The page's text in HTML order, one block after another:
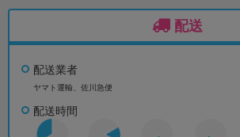
配送
配送業者
ヤマト運輸、佐川急便
配送時間